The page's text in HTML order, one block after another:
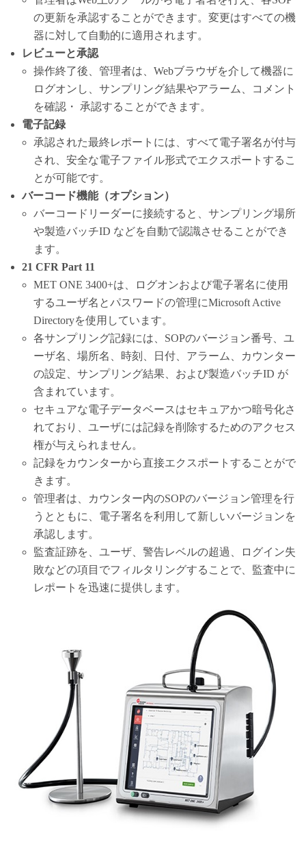
の更新を承認することができます。変更はすべての機
器に対して自動的に適用されます。
レビューと承認
操作終了後、管理者は、Webブラウザを介して機器に
ログオンし、サンプリング結果やアラーム、コメント
を確認・ 承認することができます。
電子記録
承認された最終レポートには、すべて電子署名が付与
され、安全な電子ファイル形式でエクスポートするこ
とが可能です。
バーコード機能（オプション）
バーコードリーダーに接続すると、サンプリング場所
や製造バッチID などを自動で認識させることができ
ます。
21 CFR Part 11
MET ONE 3400+は、ログオンおよび電子署名に使用
するユーザ名とパスワードの管理にMicrosoft Active
Directoryを使用しています。
各サンプリング記録には、SOPのバージョン番号、ユ
ーザ名、場所名、時刻、日付、アラーム、カウンター
の設定、サンプリング結果、および製造バッチID が
含まれています。
セキュアな電子データベースはセキュアかつ暗号化さ
れており、ユーザには記録を削除するためのアクセス
権が与えられません。
記録をカウンターから直接エクスポートすることがで
きます。
管理者は、カウンター内のSOPのバージョン管理を行
うとともに、電子署名を利用して新しいバージョンを
承認します。
監査証跡を、ユーザ、警告レベルの超過、ログイン失
敗などの項目でフィルタリングすることで、監査中に
レポートを迅速に提供します。